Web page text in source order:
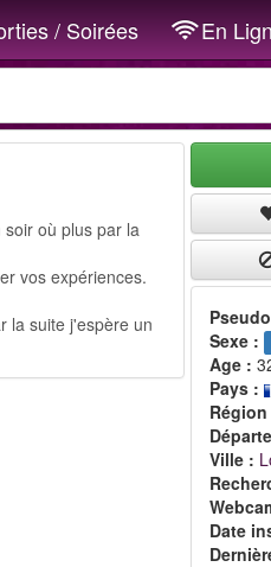
/ Soirées En
où plus par la
vos expériences.
la suite j'espère un
Sexe :
Age :
Pays :
Région
Ville :
Date